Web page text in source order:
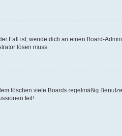
Fall ist, wende dich an einen Board-
lösen muss.
löschen viele Boards regelmäßig
teil!